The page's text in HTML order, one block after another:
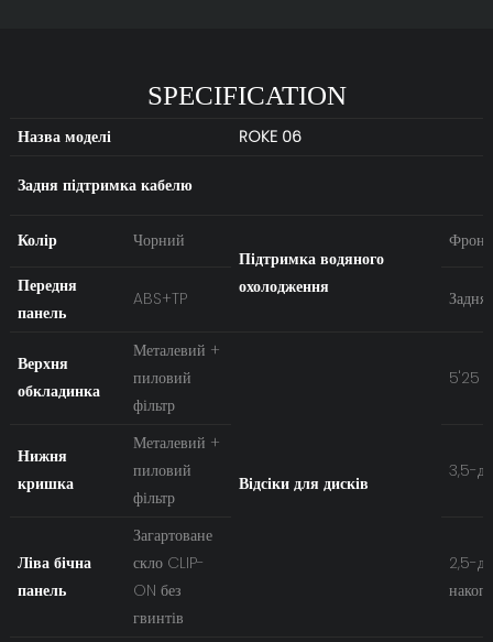
SPECIFICATION
Назва моделі ROKE 06
Задня підтримка кабелю
Колір
Чорний
Підтримка водяного
охолодження
Передня
панель
ABS+TP Задня
Верхня
обкладинка
Металевий +
пиловий
фільтр
Відсіки для дисків
5'25
Нижня
кришка
Металевий +
пиловий
фільтр
3,5-
Ліва бічна
панель
Загартоване
скло CLIP-
ON без
гвинтів
2,5-